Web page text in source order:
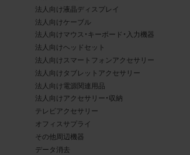
品名等）を併記する等の方法により、商
る商品が、当社の商品であることを特定
商品写真データに著作権表示、ラベル、
合、それらを除去しないこと
商品写真データを当社HPのトップペー
して利用しないこと
商品写真データを他社のロゴ又は他社商
どして、当社と提携、協力関係等にある
る態様の利用を行わないこと
その他、当社の運営するサイトではない
とするような態様で、商品写真データを
法人向け液晶ディスプレイ
法人向けケーブル
法人向けマウス・キーボード・入力機器
法人向けヘッドセット
法人向けスマートフォンアクセサリー
法人向けタブレットアクセサリー
法人向け電源関連用品
法人向けアクセサリー・収納
テレビアクセサリー
オフィスサプライ
その他周辺機器
データ消去